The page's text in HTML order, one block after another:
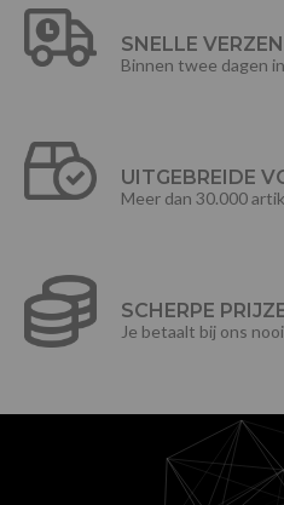
SNELLE
Binnen twee dagen
UITGEBREIDE
Meer dan 30.000
SCHERPE
Je betaalt bij ons